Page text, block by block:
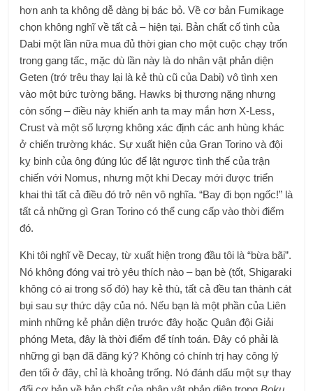
hơn anh ta không dễ dàng bị bác bỏ. Về cơ bản Fumikage
chọn không nghĩ về tất cả – hiện tại. Bản chất cố tình của
Dabi một lần nữa mua đủ thời gian cho một cuộc chạy trốn
trong gang tấc, mặc dù lần này là do nhân vật phản diện
Geten (trớ trêu thay lại là kẻ thù cũ của Dabi) vô tình xen
vào một bức tường băng. Hawks bị thương nặng nhưng
còn sống – điều này khiến anh ta may mắn hơn X-Less,
Crust và một số lượng không xác định các anh hùng khác
ở chiến trường khác. Sự xuất hiện của Gran Torino và đội
kỵ binh của ông đúng lúc để lật ngược tình thế của trận
chiến với Nomus, nhưng một khi Decay mới được triển
khai thì tất cả điều đó trở nên vô nghĩa. “Bay đi bọn ngốc!” là
tất cả những gì Gran Torino có thể cung cấp vào thời điểm
đó.
Khi tôi nghĩ về Decay, từ xuất hiện trong đầu tôi là “bừa bãi”.
Nó không đóng vai trò yêu thích nào – bạn bè (tốt, Shigaraki
không có ai trong số đó) hay kẻ thù, tất cả đều tan thành cát
bụi sau sự thức dậy của nó. Nếu bạn là một phần của Liên
minh những kẻ phản diện trước đây hoặc Quân đội Giải
phóng Meta, đây là thời điểm để tính toán. Đây có phải là
những gì bạn đã đăng ký? Không có chính trị hay công lý
đen tối ở đây, chỉ là khoảng trống. Nó đánh dấu một sự thay